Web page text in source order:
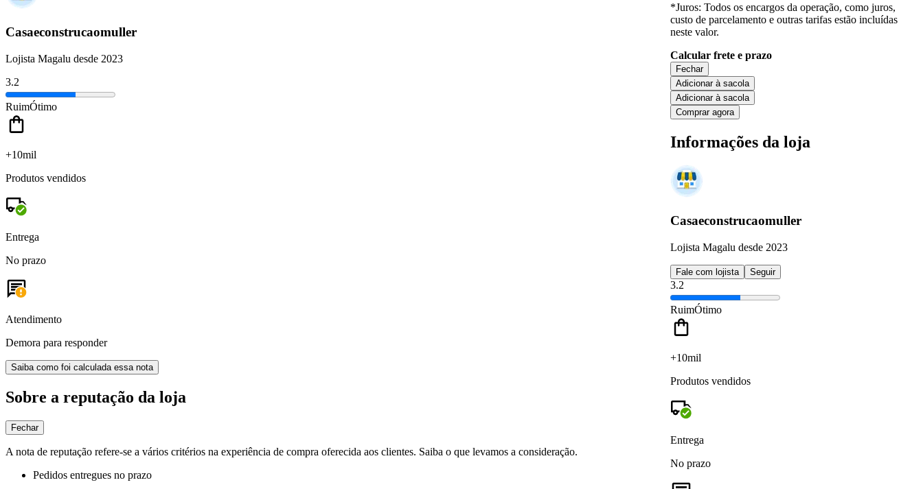
Casaeconstrucaomuller
Lojista Magalu desde 2023
3.2
RuimÓtimo
+10mil
Produtos vendidos
Entrega
No prazo
Atendimento
Demora para responder
Saiba como foi calculada essa nota
Sobre a reputação da loja
Fechar
A nota de reputação refere-se a vários critérios na experiência de compra oferecida aos clientes. Saiba o que levamos a consideração.
Pedidos entregues no prazo
*Juros: Todos os encargos da operação, como juros,
custo de parcelamento e outras tarifas estão incluídas
neste valor.
Calcular frete e prazo
Fechar
Adicionar à sacola
Adicionar à sacola
Comprar agora
Informações da loja
Casaeconstrucaomuller
Lojista Magalu desde 2023
Fale com lojista Seguir
3.2
RuimÓtimo
+10mil
Produtos vendidos
Entrega
No prazo